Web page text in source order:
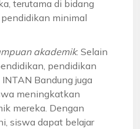
terutama di bidang
minimal
akademik: Selain
pendidikan
Bandung juga
meningkatkan
mereka. Dengan
siswa dapat belajar